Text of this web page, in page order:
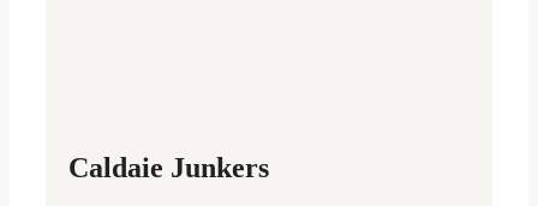
Caldaie Junkers